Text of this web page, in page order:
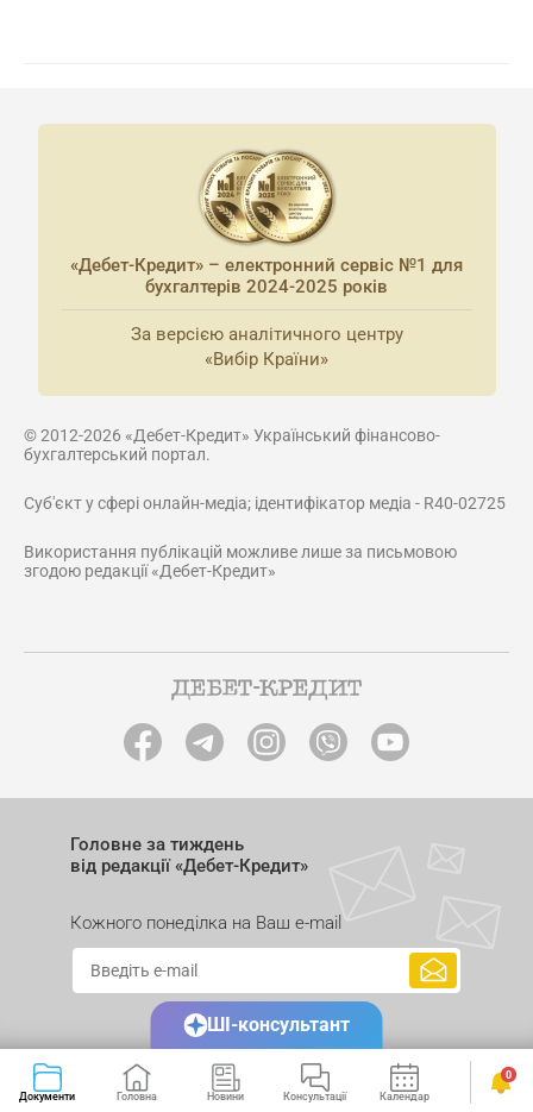
«Дебет-Кредит» – електронний сервіс №1 для
бухгалтерів 2024-2025 років
За версією аналітичного центру
«Вибір Країни»
© 2012-2026 «Дебет-Кредит» Український фінансово-
бухгалтерський портал.
Суб'єкт у сфері онлайн-медіа; ідентифікатор медіа - R40-02725
Використання публікацій можливе лише за письмовою
згодою редакції «Дебет-Кредит»
Головне за тиждень
від редакції «Дебет-Кредит»
Кожного понеділка на Ваш e-mail
Документи Головна Новини Консультації Календар Сервіси
0
ШІ-консультант